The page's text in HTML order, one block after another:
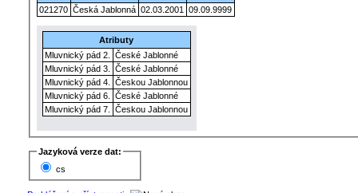
021270 Česká Jablonná 02.03.2001 09.09.9999
Atributy
Mluvnický pád 2.
České Jablonné
Mluvnický pád 3.
České Jablonné
Mluvnický pád 4.
Českou Jablonnou
Mluvnický pád 6.
České Jablonné
Mluvnický pád 7.
Českou Jablonnou
Jazyková verze dat:
cs